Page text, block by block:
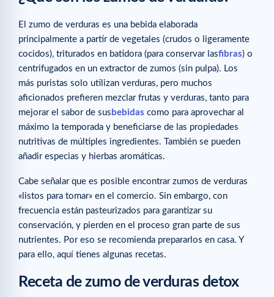
El zumo de verduras es una bebida elaborada
principalmente a partir de vegetales (crudos o ligeramente
cocidos), triturados en batidora (para conservar lasfibras) o
centrifugados en un extractor de zumos (sin pulpa). Los
más puristas solo utilizan verduras, pero muchos
aficionados prefieren mezclar frutas y verduras, tanto para
mejorar el sabor de sus bebidas como para aprovechar al
máximo la temporada y beneficiarse de las propiedades
nutritivas de múltiples ingredientes. También se pueden
añadir especias y hierbas aromáticas.
Cabe señalar que es posible encontrar zumos de verduras
«listos para tomar» en el comercio. Sin embargo, con
frecuencia están pasteurizados para garantizar su
conservación, y pierden en el proceso gran parte de sus
nutrientes. Por eso se recomienda prepararlos en casa. Y
para ello, aquí tienes algunas recetas.
Receta de zumo de verduras detox